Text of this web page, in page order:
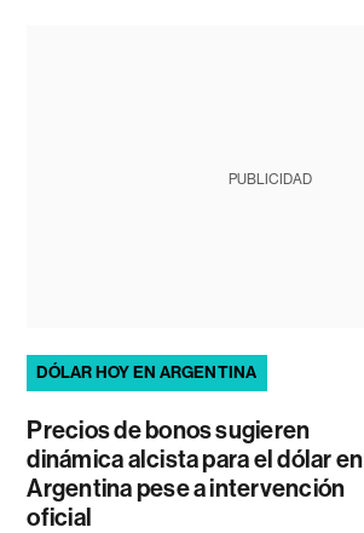
PUBLICIDAD
DÓLAR HOY EN ARGENTINA
Precios de bonos sugieren
dinámica alcista para el dólar en
Argentina pese a intervención
oficial